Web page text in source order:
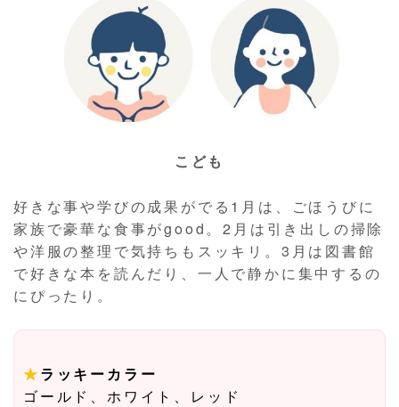
こども
好きな事や学びの成果がでる1月は、ごほうびに
家族で豪華な食事がgood。2月は引き出しの掃除
や洋服の整理で気持ちもスッキリ。3月は図書館
で好きな本を読んだり、一人で静かに集中するの
にぴったり。
★ラッキーカラー
ゴールド、ホワイト、レッド